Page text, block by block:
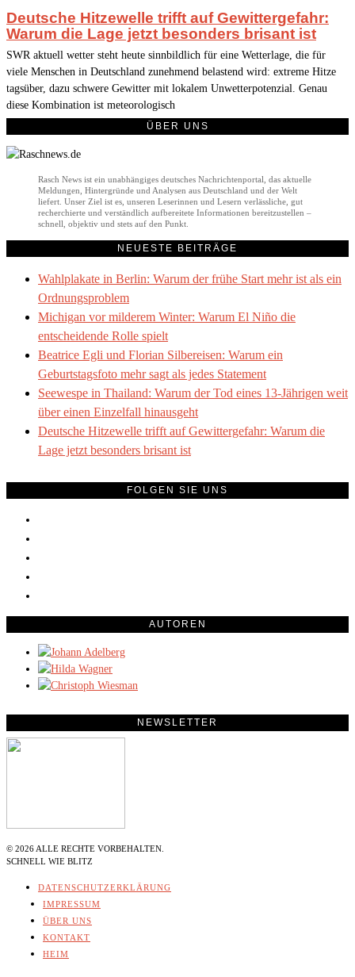
Deutsche Hitzewelle trifft auf Gewittergefahr:
Warum die Lage jetzt besonders brisant ist
SWR aktuell wetter steht heute sinnbildlich für eine Wetterlage, die für
viele Menschen in Deutschland zunehmend belastend wird: extreme Hitze
tagsüber, dazu schwere Gewitter mit lokalem Unwetterpotenzial. Genau
diese Kombination ist meteorologisch
ÜBER UNS
Rasch News ist ein unabhängiges deutsches Nachrichtenportal, das aktuelle
Meldungen, Hintergründe und Analysen aus Deutschland und der Welt
liefert. Unser Ziel ist es, unseren Leserinnen und Lesern verlässliche, gut
recherchierte und verständlich aufbereitete Informationen bereitzustellen –
schnell, objektiv und stets auf den Punkt.
NEUESTE BEITRÄGE
Wahlplakate in Berlin: Warum der frühe Start mehr ist als ein
Ordnungsproblem
Michigan vor milderem Winter: Warum El Niño die
entscheidende Rolle spielt
Beatrice Egli und Florian Silbereisen: Warum ein
Geburtstagsfoto mehr sagt als jedes Statement
Seewespe in Thailand: Warum der Tod eines 13-Jährigen weit
über einen Einzelfall hinausgeht
Deutsche Hitzewelle trifft auf Gewittergefahr: Warum die
Lage jetzt besonders brisant ist
FOLGEN SIE UNS
AUTOREN
NEWSLETTER
© 2026 ALLE RECHTE VORBEHALTEN.
SCHNELL WIE BLITZ
DATENSCHUTZERKLÄRUNG
IMPRESSUM
ÜBER UNS
KONTAKT
HEIM